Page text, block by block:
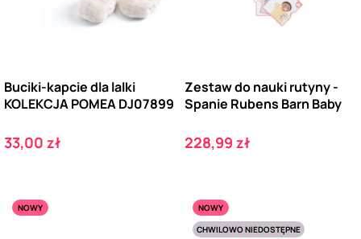
Buciki-kapcie dla lalki
KOLEKCJA POMEA DJ07899
Cena
33,00 zł
Zestaw do nauki rutyny -
Spanie Rubens Barn Baby
Cena
228,99 zł
NOWY
NOWY
CHWILOWO NIEDOSTĘPNE